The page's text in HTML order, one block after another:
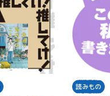
読みもの